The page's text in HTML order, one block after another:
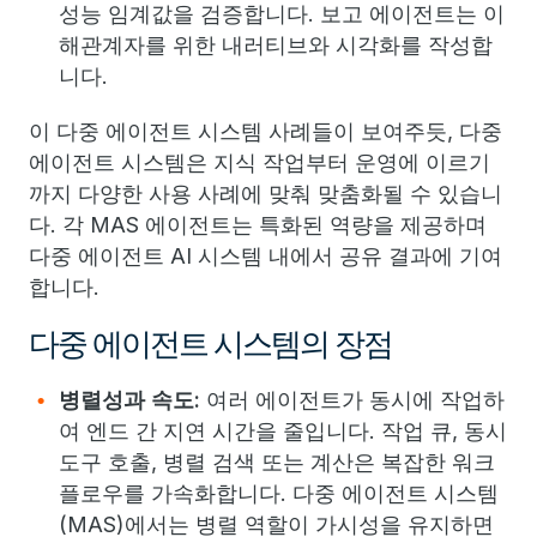
성능 임계값을 검증합니다. 보고 에이전트는 이
해관계자를 위한 내러티브와 시각화를 작성합
니다.
이 다중 에이전트 시스템 사례들이 보여주듯, 다중
에이전트 시스템은 지식 작업부터 운영에 이르기
까지 다양한 사용 사례에 맞춰 맞춤화될 수 있습니
다. 각 MAS 에이전트는 특화된 역량을 제공하며
다중 에이전트 AI 시스템 내에서 공유 결과에 기여
합니다.
다중 에이전트 시스템의 장점
병렬성과 속도: 여러 에이전트가 동시에 작업하
여 엔드 간 지연 시간을 줄입니다. 작업 큐, 동시
도구 호출, 병렬 검색 또는 계산은 복잡한 워크
플로우를 가속화합니다. 다중 에이전트 시스템
(MAS)에서는 병렬 역할이 가시성을 유지하면